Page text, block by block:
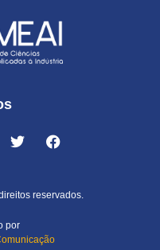
reservados.
por